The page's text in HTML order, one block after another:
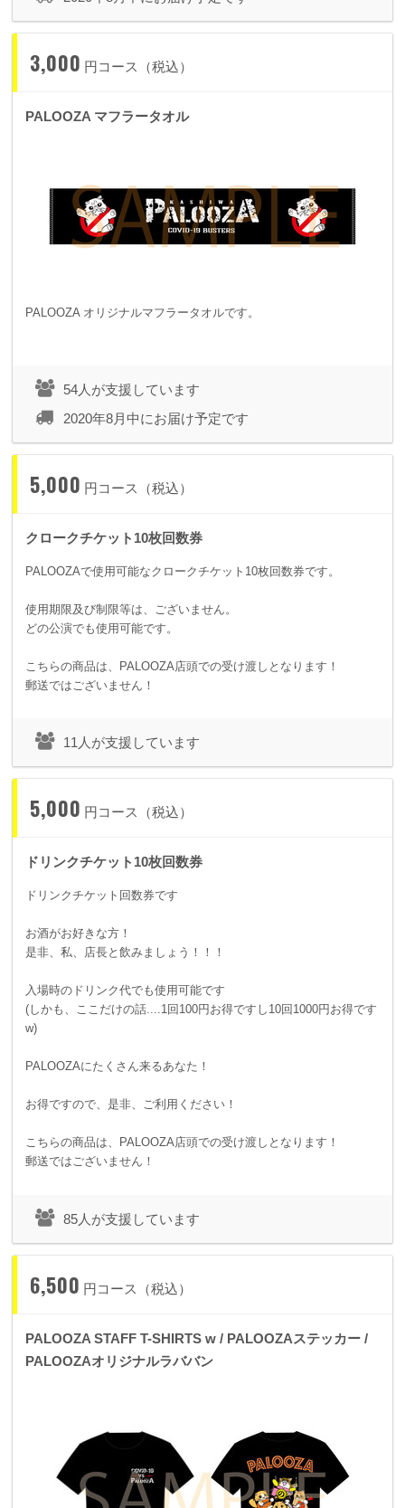
3,000 円コース（税込）
PALOOZA マフラータオル
PALOOZA オリジナルマフラータオルです。
54人が支援しています
2020年8月中にお届け予定です
5,000 円コース（税込）
クロークチケット10枚回数券
PALOOZAで使用可能なクロークチケット10枚回数券です。
使用期限及び制限等は、ございません。
どの公演でも使用可能です。
こちらの商品は、PALOOZA店頭での受け渡しとなります！
郵送ではございません！
11人が支援しています
5,000 円コース（税込）
ドリンクチケット10枚回数券
ドリンクチケット回数券です
お酒がお好きな方！
是非、私、店長と飲みましょう！！！
入場時のドリンク代でも使用可能です
(しかも、ここだけの話....1回100円お得ですし10回1000円お得です
w)
PALOOZAにたくさん来るあなた！
お得ですので、是非、ご利用ください！
こちらの商品は、PALOOZA店頭での受け渡しとなります！
郵送ではございません！
85人が支援しています
6,500 円コース（税込）
PALOOZA STAFF T-SHIRTS w / PALOOZAステッカー /
PALOOZAオリジナルラババン